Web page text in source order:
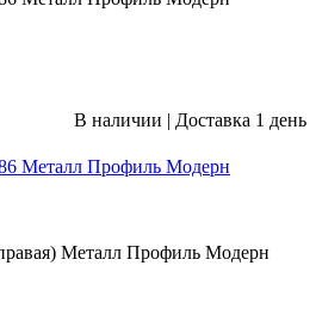
В наличии | Доставка 1 день
Металл Профиль Модерн
Металл Профиль Модерн